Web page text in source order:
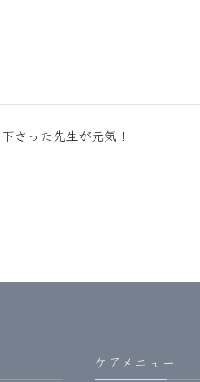
さった先生が元気！
ケアメニュー